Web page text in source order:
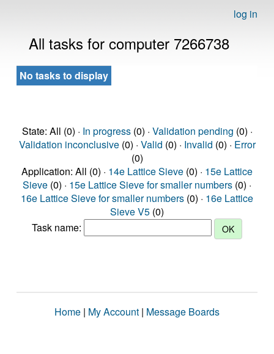
log in
All tasks for computer 7266738
No tasks to display
State: All (0) · In progress(0) · Validation pending (0) ·
Validation inconclusive(0) · Valid (0) · Invalid (0) · Error
(0)
Application: All (0) · 14e Lattice Sieve (0) · 15e Lattice
Sieve (0) · 15e Lattice Sieve for smaller numbers (0) ·
16e Lattice Sieve for smaller numbers (0) · 16e Lattice
Sieve V5 (0)
Task name:
Home | My Account | Message Boards